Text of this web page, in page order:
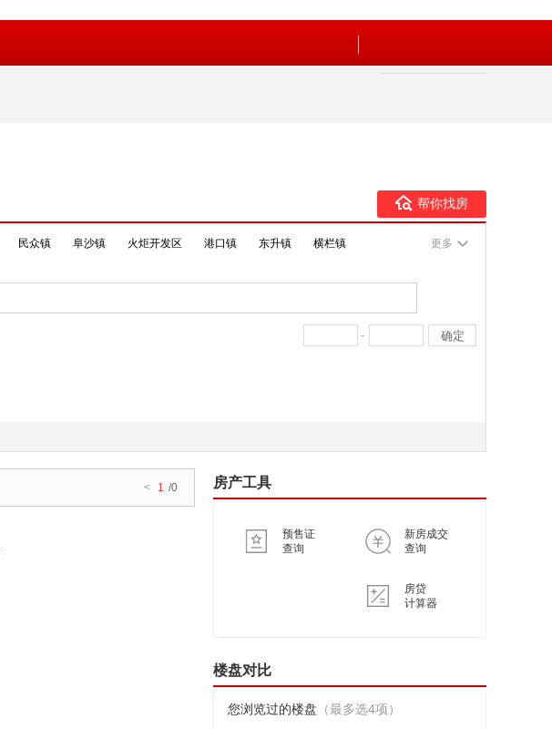
帮你找房
民众镇 阜沙镇 火炬开发区 港口镇 东升镇
横栏镇
更多
-
< 1 /0 房产工具
预售证
查询
新房成交
查询
房贷
计算器
楼盘对比
您浏览过的楼盘 （最多选4项）